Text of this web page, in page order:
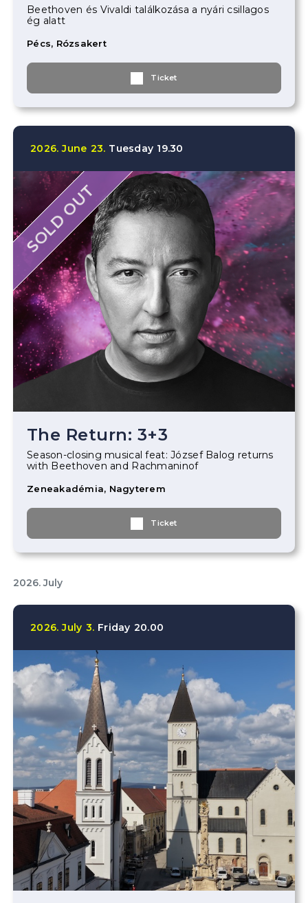
Beethoven és Vivaldi találkozása a nyári csillagos
ég alatt
Pécs, Rózsakert
Ticket
2026. June 23. Tuesday 19.30
SOLD OUT
The Return: 3+3
Season-closing musical feat: József Balog returns
with Beethoven and Rachmaninof
Zeneakadémia, Nagyterem
Ticket
2026. July
2026. July 3. Friday 20.00